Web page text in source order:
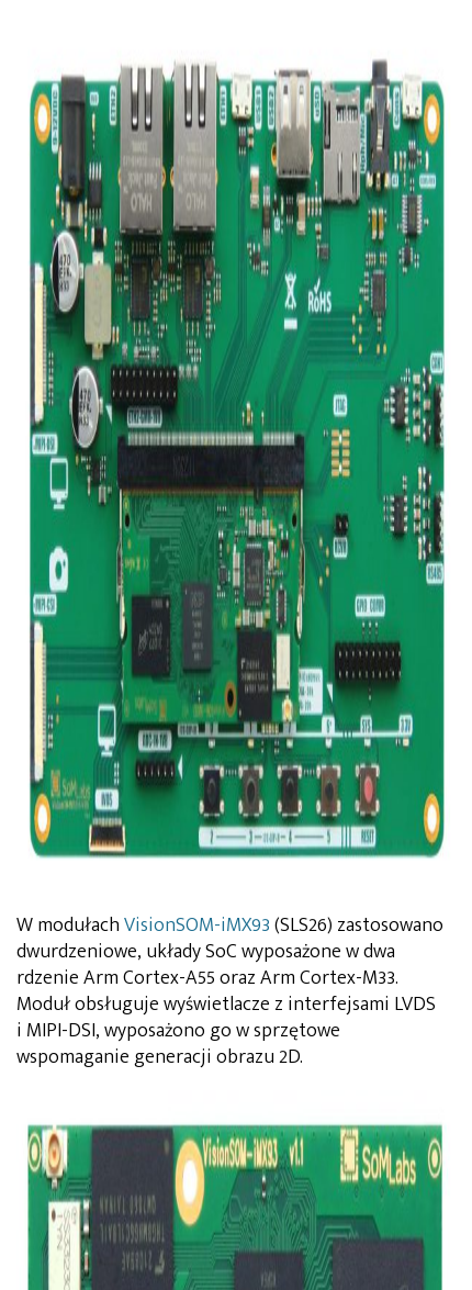
W modułachVisionSOM-iMX93(SLS26) zastosowano
dwurdzeniowe, układy SoC wyposażone w dwa
rdzenie Arm Cortex-A55 oraz Arm Cortex-M33.
Moduł obsługuje wyświetlacze z interfejsami LVDS
i MIPI-DSI, wyposażono go w sprzętowe
wspomaganie generacji obrazu 2D.